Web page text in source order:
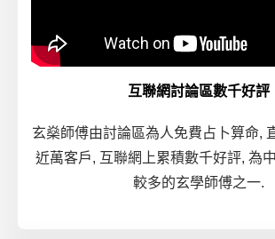
互聯網討論區數千好評
玄燊師傅由討論區為人免費占卜算命,
近萬客戶, 互聯網上累積數千好評, 為
較多的玄學師傅之一.